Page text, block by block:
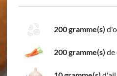
200 gramme(s)
200 gramme(s) de